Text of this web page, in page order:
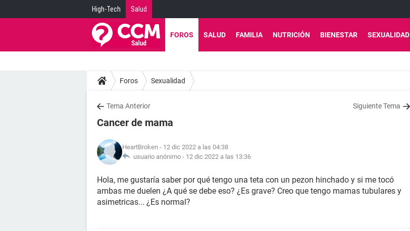
High-Tech Salud
FOROS SALUD FAMILIA NUTRICIÓN BIENESTAR SEXUALIDAD
Foros Sexualidad
Tema Anterior Siguiente Tema
Cancer de mama
HeartBroken - 12 dic 2022 a las 04:38
usuario anónimo - 12 dic 2022 a las 13:36
Hola, me gustaría saber por qué tengo una teta con un pezon hinchado y si me tocó
ambas me duelen ¿A qué se debe eso? ¿Es grave? Creo que tengo mamas tubulares y
asimetricas... ¿Es normal?